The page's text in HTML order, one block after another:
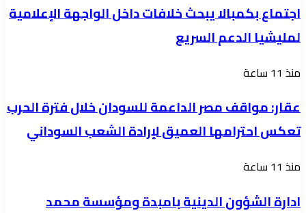
يبحث
خلافات
الواجهة
الإعلامية
لمليشيا
الدعم
السريع
اجتماع بكمبالا يبحث خلافات داخل الواجهة الإعلامية
لمليشيا الدعم السريع
عقار:
مصر
الداعمة
خلال
فترة
منذ 11 ساعة
عقار: مواقف مصر الداعمة للسودان خلال فترة الحرب
تعكس احترامها العميق لإرادة الشعب السوداني
ادارة
الدينية
منذ 11 ساعة
ادارة الشؤون الدينية بامبدة ومؤسسة محمد